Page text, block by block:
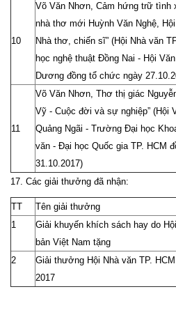
10
Võ Văn Nhơn, Cảm hứng trữ tình
nhà thơ mới Huỳnh Văn Nghệ,
Nhà thơ, chiến sĩ” (Hội Nhà văn
học nghệ thuật Đồng Nai - Hội
Dương đồng tổ chức ngày
11
Võ Văn Nhơn, Thơ thị giác
Vỹ - Cuộc đời và sự nghiệp” (Hội
Quảng Ngãi - Trường Đại học
văn - Đại học Quốc gia TP. HCM
31.10.2017)
17. Các giải thưởng đã nhận:
TT Tên giải thưởng
1
Giải khuyến khích sách hay do
bản Việt Nam tặng
2
Giải thưởng Hội Nhà văn TP.
2017